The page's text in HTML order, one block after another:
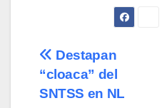
e
b
o
o
d
o
ail
Navegación
de
Destapan
“cloaca” del
SNTSS en NL